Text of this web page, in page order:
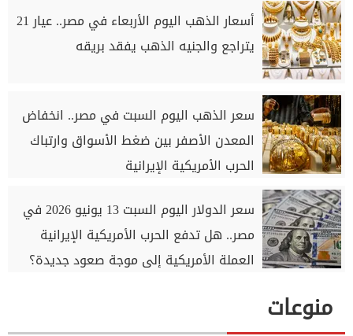
أسعار الذهب اليوم الأربعاء في مصر.. عيار 21
يتراجع والجنيه الذهب يفقد بريقه
سعر الذهب اليوم السبت في مصر.. انخفاض
المعدن الأصفر بين ضغط الأسواق وارتباك
الحرب الأمريكية الإيرانية
سعر الدولار اليوم السبت 13 يونيو 2026 في
مصر.. هل تدفع الحرب الأمريكية الإيرانية
العملة الأمريكية إلى موجة صعود جديدة؟
منوعات